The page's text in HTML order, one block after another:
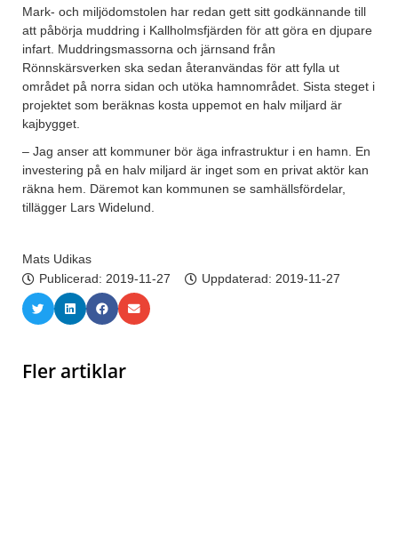
Mark- och miljödomstolen har redan gett sitt godkännande till
att påbörja muddring i Kallholmsfjärden för att göra en djupare
infart. Muddringsmassorna och järnsand från
Rönnskärsverken ska sedan återanvändas för att fylla ut
området på norra sidan och utöka hamnområdet. Sista steget i
projektet som beräknas kosta uppemot en halv miljard är
kajbygget.
– Jag anser att kommuner bör äga infrastruktur i en hamn. En
investering på en halv miljard är inget som en privat aktör kan
räkna hem. Däremot kan kommunen se samhällsfördelar,
tillägger Lars Widelund.
Mats Udikas
Publicerad: 2019-11-27 Uppdaterad: 2019-11-27
Fler artiklar